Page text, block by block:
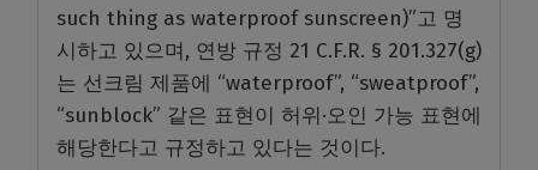
such thing as waterproof sunscreen)”고 명
시하고 있으며, 연방 규정 21 C.F.R. § 201.327(g)
는 선크림 제품에 “waterproof”, “sweatproof”,
“sunblock” 같은 표현이 허위·오인 가능 표현에
해당한다고 규정하고 있다는 것이다.